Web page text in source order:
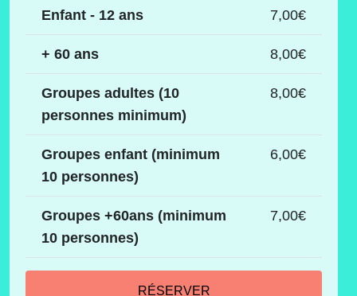
Enfant - 12 ans 7,00€
+ 60 ans 8,00€
Groupes adultes (10
personnes minimum)
8,00€
Groupes enfant (minimum
10 personnes)
6,00€
Groupes +60ans (minimum
10 personnes)
7,00€
RÉSERVER